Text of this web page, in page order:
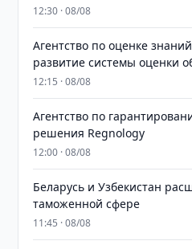
12:30 · 08/08
Агентство по оценке
развитие системы оценки
12:15 · 08/08
Агентство по
решения Regnology
12:00 · 08/08
Беларусь и Узбекистан
таможенной сфере
11:45 · 08/08